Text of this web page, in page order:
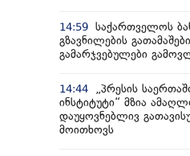
14:59 საქართველოს
გზავნილების
გამარჯვებულები
14:44
„პრესის
ინსტიტუტი“ მზია
დაუყოვნებლივ
მოითხოვს